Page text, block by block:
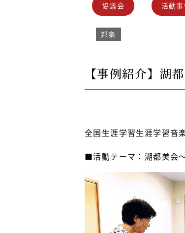
協議会 活動事
邦楽
【事例紹介】湖
全国生涯学習生涯学習
■活動テーマ：湖都美会